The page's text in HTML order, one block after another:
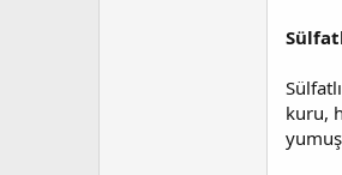
kuru,